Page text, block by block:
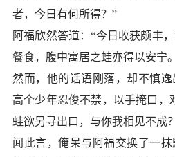
者，今日有何所得？”
阿福欣然答道：“今日收获颇丰
餐食，腹中寓居之蛙亦得以安宁
然而，他的话语刚落，却不慎逸
高个少年忍俊不禁，以手掩口，
蛙欲另寻出口，与你我相见不成
闻此言，俺呆与阿福交换了一抹